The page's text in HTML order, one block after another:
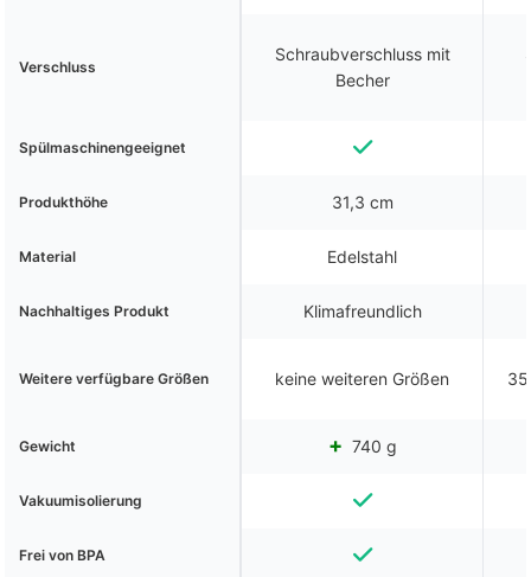
Verschluss
Schraubverschluss mit
Becher
Spülmaschinengeeignet
Produkthöhe 31,3 cm
Material Edelstahl
Nachhaltiges Produkt Klimafreundlich
Weitere verfügbare Größen keine weiteren Größen
Gewicht 740 g
Vakuumisolierung
Frei von BPA